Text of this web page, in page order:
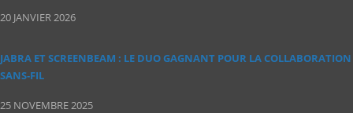
20 JANVIER 2026
JABRA ET SCREENBEAM : LE DUO GAGNANT POUR LA COLLABORATION
SANS‑FIL
25 NOVEMBRE 2025